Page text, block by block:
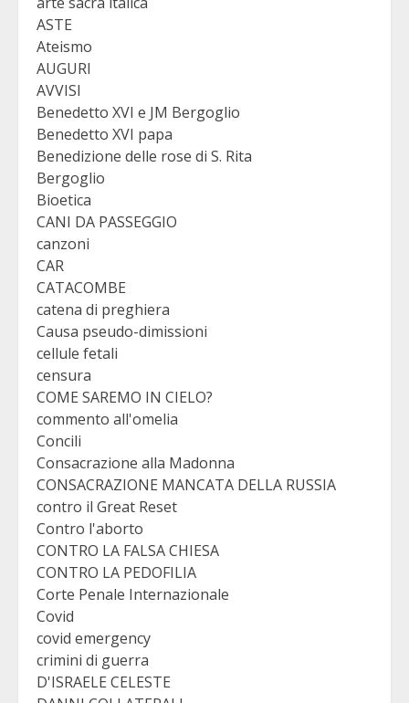
ASTE
Ateismo
AUGURI
AVVISI
Benedetto XVI e JM Bergoglio
Benedetto XVI papa
Benedizione delle rose di S. Rita
Bergoglio
Bioetica
CANI DA PASSEGGIO
canzoni
CAR
CATACOMBE
catena di preghiera
Causa pseudo-dimissioni
cellule fetali
censura
COME SAREMO IN CIELO?
commento all'omelia
Concili
Consacrazione alla Madonna
CONSACRAZIONE MANCATA DELLA RUSSIA
contro il Great Reset
Contro l'aborto
CONTRO LA FALSA CHIESA
CONTRO LA PEDOFILIA
Corte Penale Internazionale
Covid
covid emergency
crimini di guerra
D'ISRAELE CELESTE